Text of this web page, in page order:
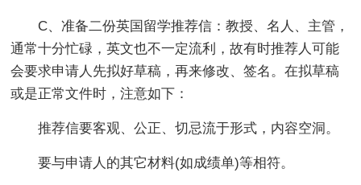
C、准备二份英国留学推荐信：教授、名人、主管，
通常十分忙碌，英文也不一定流利，故有时推荐人可能
会要求申请人先拟好草稿，再来修改、签名。在拟草稿
或是正常文件时，注意如下：
推荐信要客观、公正、切忌流于形式，内容空洞。
要与申请人的其它材料(如成绩单)等相符。